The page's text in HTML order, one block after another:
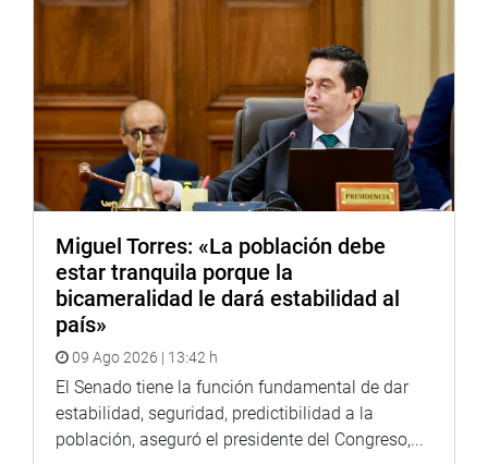
Miguel Torres: «La población debe
estar tranquila porque la
bicameralidad le dará estabilidad al
país»
09 Ago 2026 | 13:42 h
El Senado tiene la función fundamental de dar
estabilidad, seguridad, predictibilidad a la
población, aseguró el presidente del Congreso,...